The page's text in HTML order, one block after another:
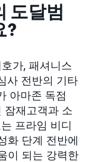
도달범
?
가, 패셔니스
사 전반의 기타
아마존 독점
잠재고객과 소
프라임 비디
화 단계 전반에
이 되는 강력한